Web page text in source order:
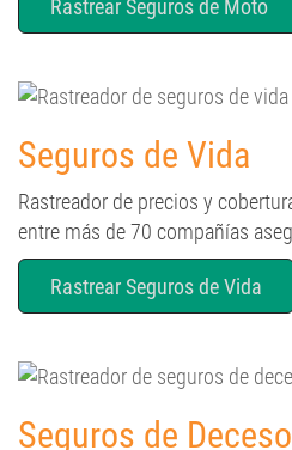
Rastrear Seguros de Moto
Seguros de Vida
Rastreador de precios y
entre más de 70 compañías
Rastrear Seguros de Vida
Seguros de